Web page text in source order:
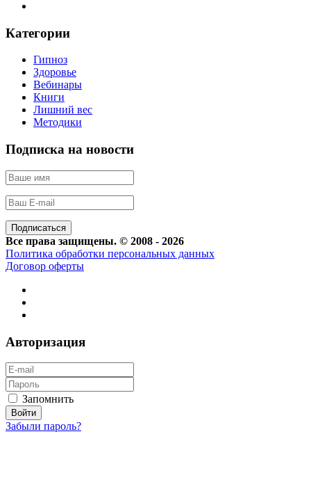
Категории
Гипноз
Здоровье
Вебинары
Книги
Лишний вес
Методики
Подписка на новости
Все права защищены. © 2008 - 2026
Политика обработки персональных данных
Договор оферты
Авторизация
Запомнить
Забыли пароль?